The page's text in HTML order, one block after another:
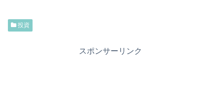
投資
スポンサーリンク